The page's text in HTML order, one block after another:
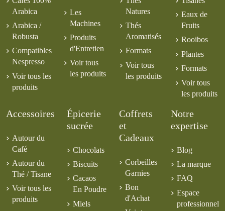
Arabica
Arabica /
Robusta
Compatibles
Nespresso
Voir tous les
produits
Les
Machines
Produits
d'Entretien
Voir tous
les produits
Natures
Thés
Aromatisés
Formats
Voir tous
les produits
Eaux de
Fruits
Rooibos
Plantes
Formats
Voir tous
les produits
Accessoires
Autour du
Café
Autour du
Thé / Tisane
Voir tous les
produits
Épicerie
sucrée
Chocolats
Biscuits
Cacaos
En Poudre
Miels
Coffrets
et
Cadeaux
Corbeilles
Garnies
Bon
d'Achat
Notre
expertise
Blog
La marque
FAQ
Espace
professionnel